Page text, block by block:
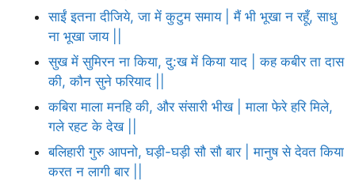
साईं इतना दीजिये, जा में कुटुम समाय | मैं भी भूखा न रहूँ, साधु
ना भूखा जाय ||
सुख में सुमिरन ना किया, दु:ख में किया याद | कह कबीर ता दास
की, कौन सुने फरियाद ||
कबिरा माला मनहि की, और संसारी भीख | माला फेरे हरि मिले,
गले रहट के देख ||
बलिहारी गुरु आपनो, घड़ी-घड़ी सौ सौ बार | मानुष से देवत किया
करत न लागी बार ||